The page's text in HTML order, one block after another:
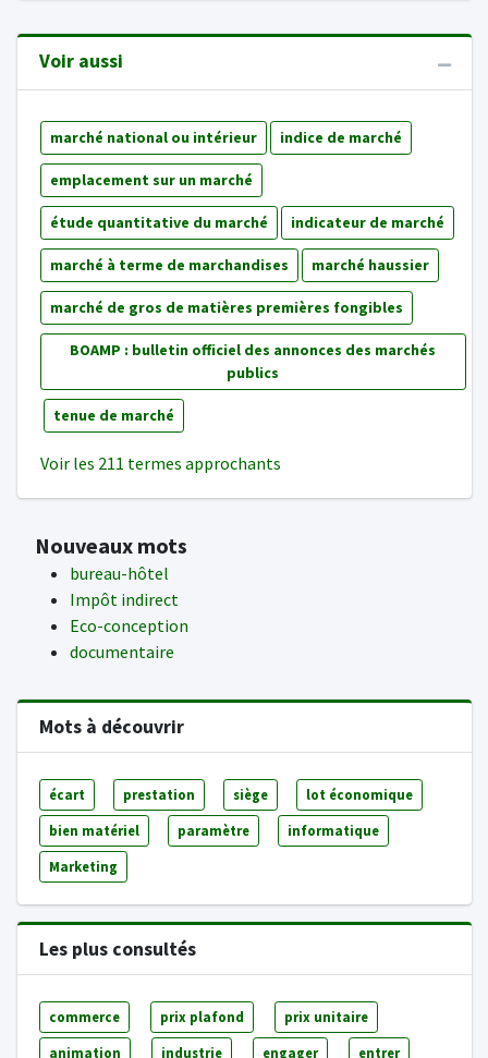
Voir aussi
marché national ou intérieur indice de marché
emplacement sur un marché
étude quantitative du marché indicateur de marché
marché à terme de marchandises marché haussier
marché de gros de matières premières fongibles
BOAMP : bulletin officiel des annonces des marchés
publics
tenue de marché
Voir les 211 termes approchants
Nouveaux mots
bureau-hôtel
Impôt indirect
Eco-conception
documentaire
Mots à découvrir
écart prestation siège lot économique
bien matériel paramètre informatique
Marketing
Les plus consultés
commerce prix plafond prix unitaire
animation industrie engager entrer